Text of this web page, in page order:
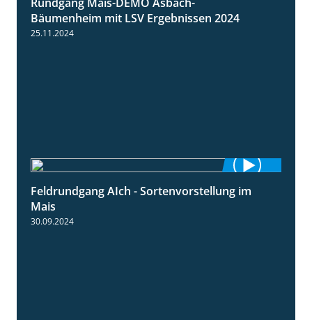
Bäumenheim mit LSV Ergebnissen 2024
25.11.2024
11:24
Feldrundgang AIch - Sortenvorstellung im
Mais
30.09.2024